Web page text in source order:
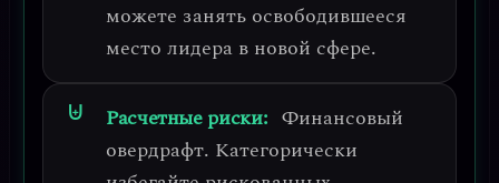
можете занять освободившееся
место лидера в новой сфере.
Расчетные риски: Финансовый
овердрафт. Категорически